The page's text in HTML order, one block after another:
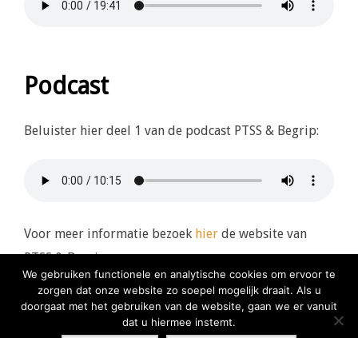
Podcast
Beluister hier deel 1 van de podcast PTSS & Begrip:
Voor meer informatie bezoek hier de website van
PTSS & Begrip.
We gebruiken functionele en analytische cookies om ervoor te
zorgen dat onze website zo soepel mogelijk draait. Als u
doorgaat met het gebruiken van de website, gaan we er vanuit
dat u hiermee instemt.